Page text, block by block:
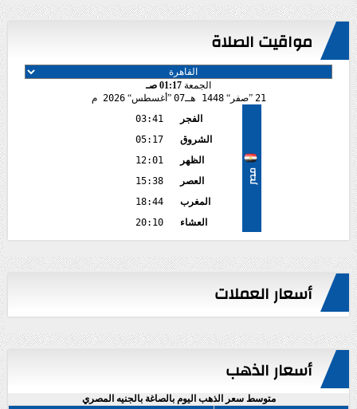
مواقيت الصلاة
الجمعة 01:17 صـ
21
صفر 1448 هـ 07 أغسطس 2026 م
مصر
الفجر
03:41
الشروق
05:17
الظهر
12:01
العصر
15:38
المغرب
18:44
العشاء
20:10
أسعار العملات
أسعار الذهب
متوسط سعر الذهب اليوم بالصاغة بالجنيه المصري